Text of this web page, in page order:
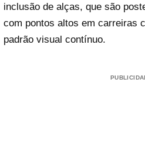
inclusão de alças, que são
com pontos altos em carreiras
padrão visual contínuo.